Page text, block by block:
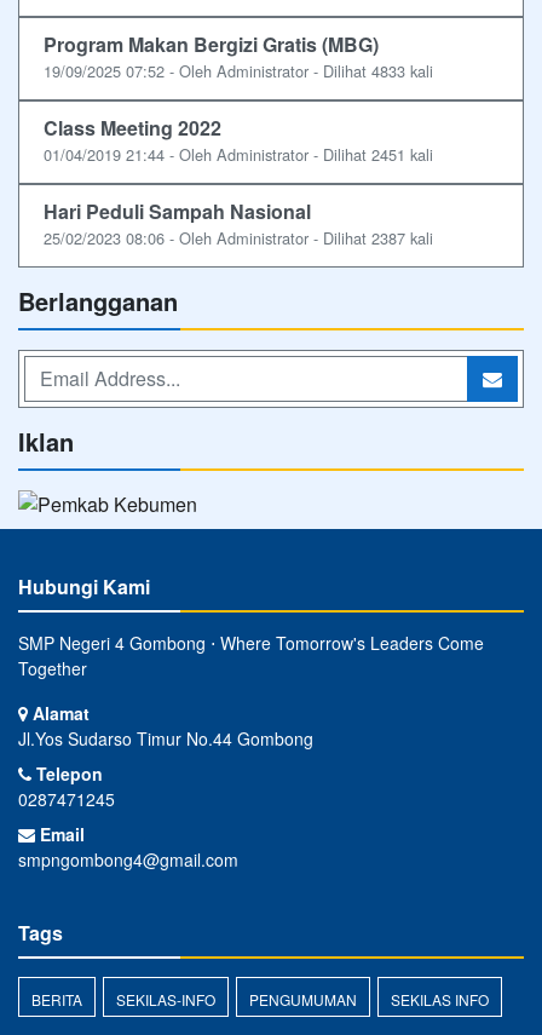
Program Makan Bergizi Gratis (MBG)
19/09/2025 07:52 - Oleh Administrator - Dilihat 4833 kali
Class Meeting 2022
01/04/2019 21:44 - Oleh Administrator - Dilihat 2451 kali
Hari Peduli Sampah Nasional
25/02/2023 08:06 - Oleh Administrator - Dilihat 2387 kali
Berlangganan
Iklan
Hubungi Kami
SMP Negeri 4 Gombong ⋅ Where Tomorrow's Leaders Come
Together
Alamat
Jl.Yos Sudarso Timur No.44 Gombong
Telepon
0287471245
Email
smpngombong4@gmail.com
Tags
BERITA SEKILAS-INFO PENGUMUMAN SEKILAS INFO